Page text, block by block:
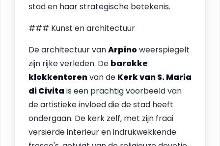
stad en haar strategische betekenis.
### Kunst en architectuur
De architectuur vanArpinoweerspiegelt
zijn rijke verleden. De barokke
klokkentorenvan de Kerk van S. Maria
di Civita is een prachtig voorbeeld van
de artistieke invloed die de stad heeft
ondergaan. De kerk zelf, met zijn fraai
versierde interieur en indrukwekkende